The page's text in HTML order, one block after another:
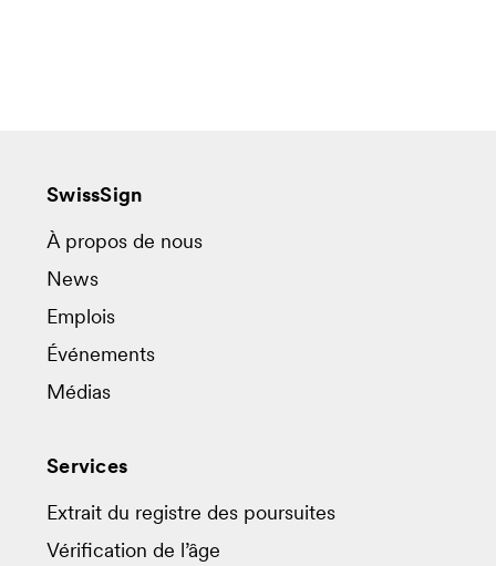
SwissSign
À propos de nous
News
Emplois
Événements
Médias
Services
Extrait du registre des poursuites
Vérification de l’âge